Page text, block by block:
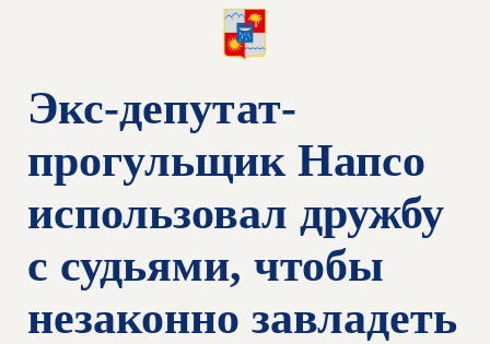
Экс-депутат-
прогульщик Напсо
использовал дружбу
с судьями, чтобы
незаконно завладеть